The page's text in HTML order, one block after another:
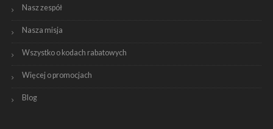
Nasz zespół
Nasza misja
Wszystko o kodach rabatowych
Więcej o promocjach
Blog